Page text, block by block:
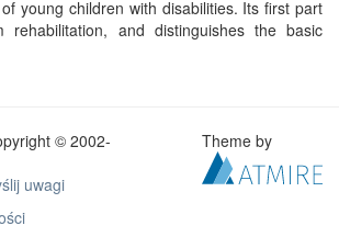
young children with disabilities. Its first part
rehabilitation, and distinguishes the basic
© 2002-
uwagi
Theme by